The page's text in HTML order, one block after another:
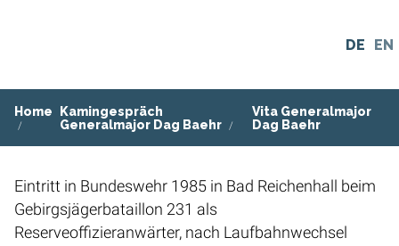
DE EN
Home
Kamingespräch
Generalmajor Dag Baehr
Vita Generalmajor
Dag Baehr
Eintritt in Bundeswehr 1985 in Bad Reichenhall beim
Gebirgsjägerbataillon 231 als
Reserveoffizieranwärter, nach Laufbahnwechsel